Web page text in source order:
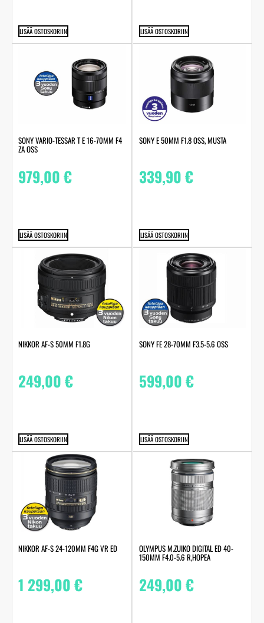
LISÄÄ OSTOSKORIIN LISÄÄ OSTOSKORIIN
SONY VARIO-TESSAR T E 16-70MM F4
ZA OSS
979,00€
LISÄÄ OSTOSKORIIN
SONY E 50MM F1.8 OSS, MUSTA
339,90€
LISÄÄ OSTOSKORIIN
NIKKOR AF-S 50MM F1.8G
249,00€
LISÄÄ OSTOSKORIIN
SONY FE 28-70MM F3.5-5.6 OSS
599,00€
LISÄÄ OSTOSKORIIN
NIKKOR AF-S 24-120MM F4G VR ED
1 299,00€
OLYMPUS M.ZUIKO DIGITAL ED 40-
150MM F4.0-5.6 R,HOPEA
249,00€